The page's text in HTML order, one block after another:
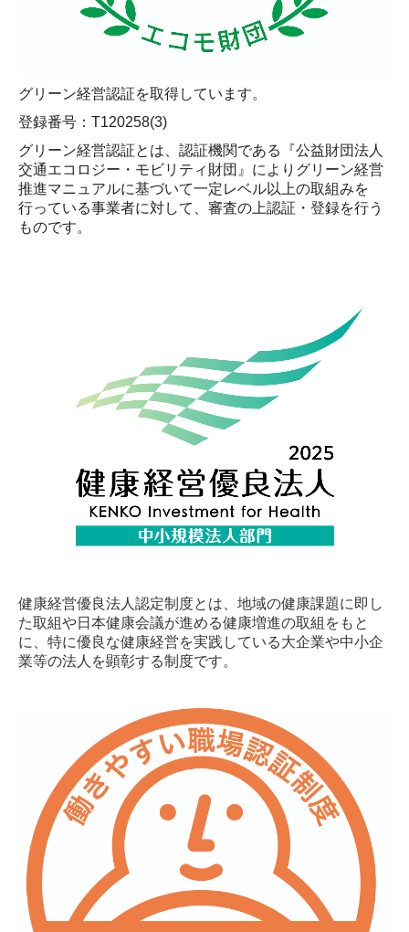
グリーン経営認証を取得しています。
登録番号：T120258(3)
グリーン経営認証とは、認証機関である『公益財団法人
交通エコロジー・モビリティ財団』によりグリーン経営
推進マニュアルに基づいて一定レベル以上の取組みを
行っている事業者に対して、審査の上認証・登録を行う
ものです。
健康経営優良法人認定制度とは、地域の健康課題に即し
た取組や日本健康会議が進める健康増進の取組をもと
に、特に優良な健康経営を実践している大企業や中小企
業等の法人を顕彰する制度です。